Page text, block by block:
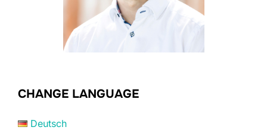
CHANGE LANGUAGE
Deutsch